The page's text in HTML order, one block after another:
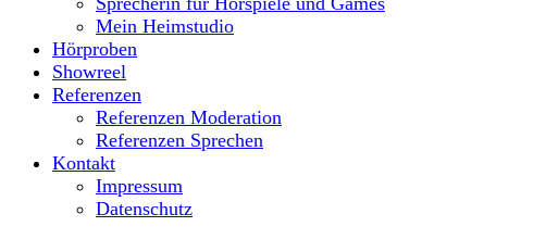
Mein Heimstudio
Hörproben
Showreel
Referenzen
Referenzen Moderation
Referenzen Sprechen
Kontakt
Impressum
Datenschutz